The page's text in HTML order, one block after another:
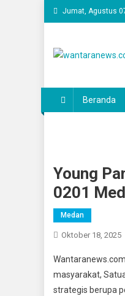
Skip
to
Jumat, Agustus
Beranda
Young
0201
Medan
Oktober 18, 2025
masyarakat,
strategis berupa